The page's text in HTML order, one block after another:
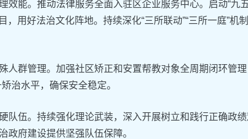
效能。推动法律服务全面入驻区企业服务中心。启动“九
，用好法治文化阵地。持续深化“三所联动”“三所一庭”机
人群管理。加强社区矫正和安置帮教对象全周期闭环管理
治水平，确保安全稳定。
队伍。持续强化理论武装，深入开展树立和践行正确政
政府建设提供坚强队伍保障。